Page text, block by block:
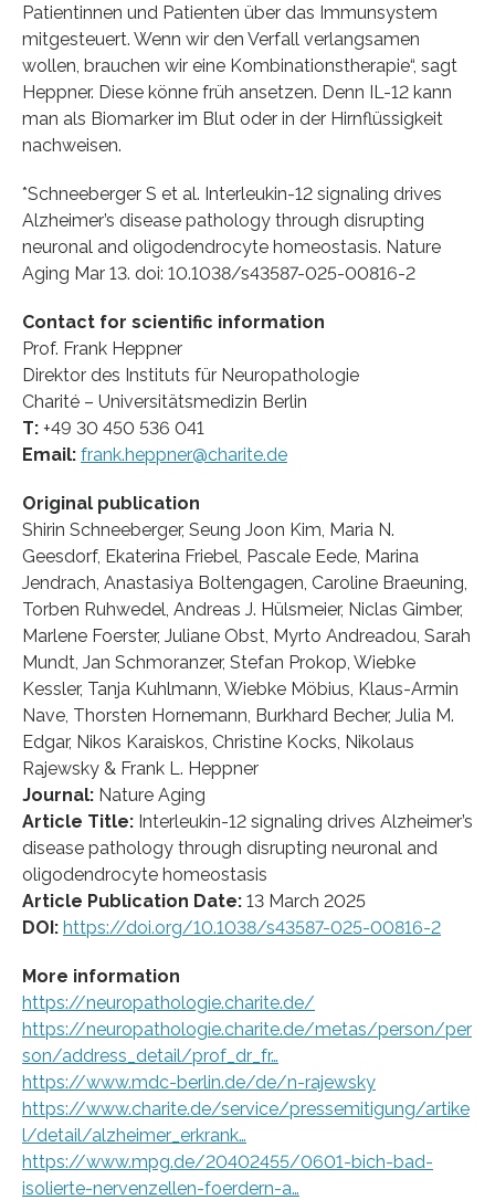
Patientinnen und Patienten über das Immunsystem
mitgesteuert. Wenn wir den Verfall verlangsamen
wollen, brauchen wir eine Kombinationstherapie“, sagt
Heppner. Diese könne früh ansetzen. Denn IL-12 kann
man als Biomarker im Blut oder in der Hirnflüssigkeit
nachweisen.
*Schneeberger S et al. Interleukin-12 signaling drives
Alzheimer’s disease pathology through disrupting
neuronal and oligodendrocyte homeostasis. Nature
Aging Mar 13. doi: 10.1038/s43587-025-00816-2
Contact for scientific information
Prof. Frank Heppner
Direktor des Instituts für Neuropathologie
Charité – Universitätsmedizin Berlin
T: +49 30 450 536 041
Email: frank.heppner@charite.de
Original publication
Shirin Schneeberger, Seung Joon Kim, Maria N.
Geesdorf, Ekaterina Friebel, Pascale Eede, Marina
Jendrach, Anastasiya Boltengagen, Caroline Braeuning,
Torben Ruhwedel, Andreas J. Hülsmeier, Niclas Gimber,
Marlene Foerster, Juliane Obst, Myrto Andreadou, Sarah
Mundt, Jan Schmoranzer, Stefan Prokop, Wiebke
Kessler, Tanja Kuhlmann, Wiebke Möbius, Klaus-Armin
Nave, Thorsten Hornemann, Burkhard Becher, Julia M.
Edgar, Nikos Karaiskos, Christine Kocks, Nikolaus
Rajewsky & Frank L. Heppner
Journal: Nature Aging
Article Title: Interleukin-12 signaling drives Alzheimer’s
disease pathology through disrupting neuronal and
oligodendrocyte homeostasis
Article Publication Date: 13 March 2025
DOI: https://doi.org/10.1038/s43587-025-00816-2
More information
https://neuropathologie.charite.de/
https://neuropathologie.charite.de/metas/person/per
son/address_detail/prof_dr_fr…
https://www.mdc-berlin.de/de/n-rajewsky
https://www.charite.de/service/pressemitigung/artike
l/detail/alzheimer_erkrank…
https://www.mpg.de/20402455/0601-bich-bad-
isolierte-nervenzellen-foerdern-a…